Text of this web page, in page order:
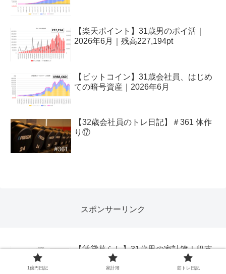
【楽天ポイント】31歳男のポイ活｜
2026年6月｜残高227,194pt
【ビットコイン】31歳会社員、はじめ
ての暗号資産｜2026年6月
【32歳会社員のトレ日記】＃361 体作
り⑰
スポンサーリンク
【賃貸暮らし】31歳男の家計簿｜収支
-903,058 円｜2026年6月
1億円日記 家計簿 筋トレ日記